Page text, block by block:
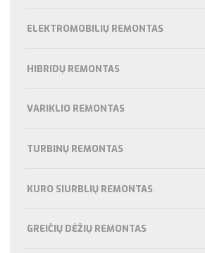
ELEKTROMOBILIŲ REMONTAS
HIBRIDŲ REMONTAS
VARIKLIO REMONTAS
TURBINŲ REMONTAS
KURO SIURBLIŲ REMONTAS
GREIČIŲ DĖŽIŲ REMONTAS